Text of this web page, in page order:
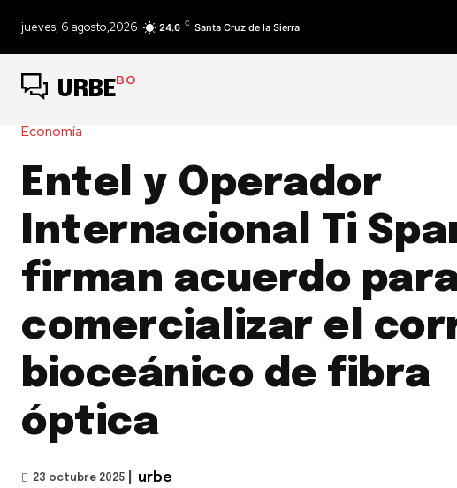
jueves, 6 agosto,2026 24.6 C Santa Cruz de la Sierra
URBEBO
Economía
Entel y Operador
Internacional Ti
firman acuerdo
comercializar el
bioceánico de fibra
óptica
23 octubre 2025 urbe